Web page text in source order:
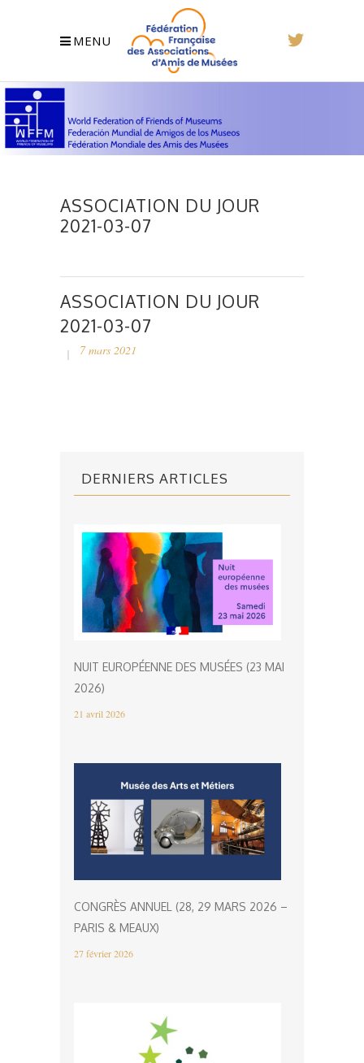
MENU
ASSOCIATION DU JOUR
2021-03-07
ASSOCIATION DU JOUR
2021-03-07
7 mars 2021
DERNIERS ARTICLES
NUIT EUROPÉENNE DES MUSÉES (23 MAI
2026)
21 avril 2026
CONGRÈS ANNUEL (28, 29 MARS 2026 –
PARIS & MEAUX)
27 février 2026